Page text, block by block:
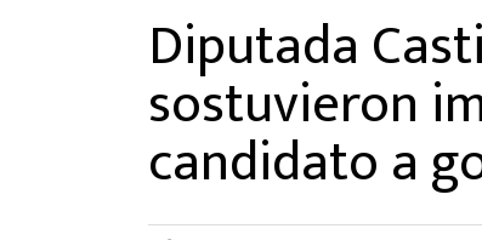
Diputada
sostuvieron
candidato a